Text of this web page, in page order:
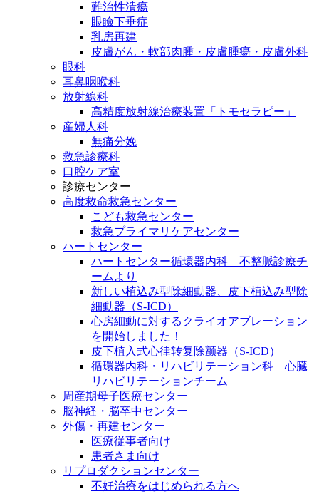
難治性潰瘍
眼瞼下垂症
乳房再建
皮膚がん・軟部肉腫・皮膚腫瘍・皮膚外科
眼科
耳鼻咽喉科
放射線科
高精度放射線治療装置「トモセラピー」
産婦人科
無痛分娩
救急診療科
口腔ケア室
診療センター
高度救命救急センター
こども救急センター
救急プライマリケアセンター
ハートセンター
ハートセンター循環器内科 不整脈診療チ
ームより
新しい植込み型除細動器、皮下植込み型除
細動器（S-ICD）
心房細動に対するクライオアブレーション
を開始しました！
皮下植入式心律转复除颤器（S-ICD）
循環器内科・リハビリテーション科 心臓
リハビリテーションチーム
周産期母子医療センター
脳神経・脳卒中センター
外傷・再建センター
医療従事者向け
患者さま向け
リプロダクションセンター
不妊治療をはじめられる方へ